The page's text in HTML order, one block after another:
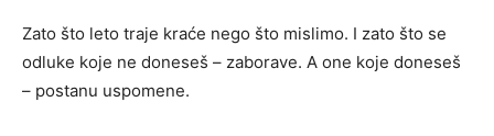
Zato što leto traje kraće nego što mislimo. I zato što se
odluke koje ne doneseš – zaborave. A one koje doneseš
– postanu uspomene.